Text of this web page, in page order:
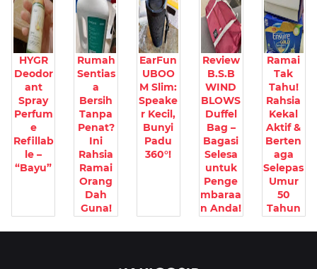
HYGR
Deodor
ant
Spray
Perfum
e
Refillab
le –
“Bayu”
Rumah
Sentias
a
Bersih
Tanpa
Penat?
Ini
Rahsia
Ramai
Orang
Dah
Guna!
EarFun
UBOO
M Slim:
Speake
r Kecil,
Bunyi
Padu
360°!
Review
B.S.B
WIND
BLOWS
Duffel
Bag –
Bagasi
Selesa
untuk
Penge
mbaraa
n Anda!
Ramai
Tak
Tahu!
Rahsia
Kekal
Aktif &
Berten
aga
Selepas
Umur
50
Tahun